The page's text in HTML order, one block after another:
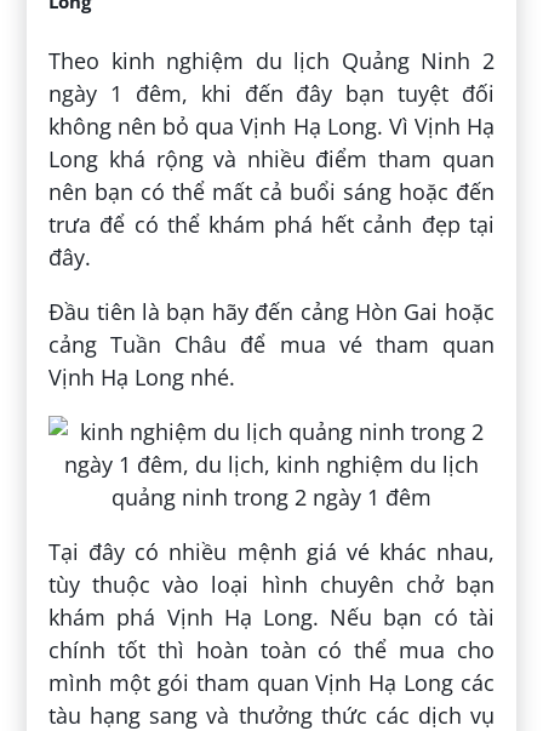
Theo kinh nghiệm du lịch Quảng Ninh 2
ngày 1 đêm, khi đến đây bạn tuyệt đối
không nên bỏ qua Vịnh Hạ Long. Vì Vịnh Hạ
Long khá rộng và nhiều điểm tham quan
nên bạn có thể mất cả buổi sáng hoặc đến
trưa để có thể khám phá hết cảnh đẹp tại
đây.
Đầu tiên là bạn hãy đến cảng Hòn Gai hoặc
cảng Tuần Châu để mua vé tham quan
Vịnh Hạ Long nhé.
Tại đây có nhiều mệnh giá vé khác nhau,
tùy thuộc vào loại hình chuyên chở bạn
khám phá Vịnh Hạ Long. Nếu bạn có tài
chính tốt thì hoàn toàn có thể mua cho
mình một gói tham quan Vịnh Hạ Long các
tàu hạng sang và thưởng thức các dịch vụ